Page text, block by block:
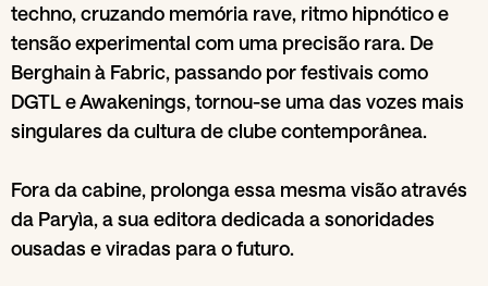
techno, cruzando memória rave, ritmo hipnótico e
tensão experimental com uma precisão rara. De
Berghain à Fabric, passando por festivais como
DGTL e Awakenings, tornou-se uma das vozes mais
singulares da cultura de clube contemporânea.
Fora da cabine, prolonga essa mesma visão através
da Paryìa, a sua editora dedicada a sonoridades
ousadas e viradas para o futuro.